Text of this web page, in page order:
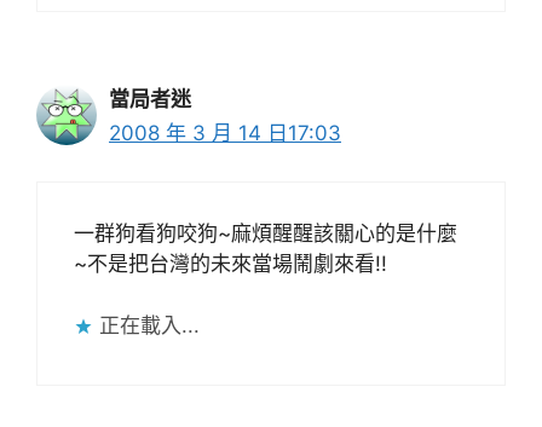
當局者迷
2008 年 3 月 14 日17:03
一群狗看狗咬狗~麻煩醒醒該關心的是什麼
~不是把台灣的未來當場鬧劇來看!!
正在載入...